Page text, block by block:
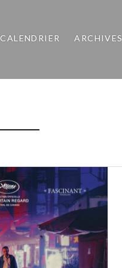
CALENDRIER ARCHIVES